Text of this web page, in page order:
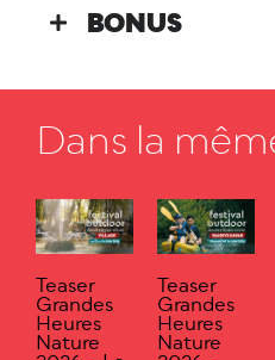
BONUS
Dans la
Teaser
Grandes
Heures
Nature
Teaser
Grandes
Heures
Nature